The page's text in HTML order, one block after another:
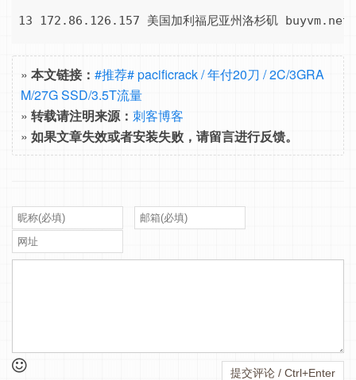
13 172.86.126.157 美国加利福尼亚州洛杉矶
===测试 [四川德阳移动] 到这台服务器的路由===
1 117.174.59.1 四川德阳 移动 15.8 / 1.5 / 1.4
2 112.18.212.2 四川德阳 移动 1.1 / 1 / 1.2
4 223.87.25.13 四川成都 移动 4 / 4 / 3.9
1.|-- 66.212.29.97.static.quadr 0.0% 10 17.8
2.|-- 96.44.175.32.static.quadr 0.0% 10 0.4
» 本文链接： #推荐# pacificrack / 年付20刀 / 2C/3GRA
M/27G SSD/3.5T流量
» 转载请注明来源： 刺客博客
» 如果文章失效或者安装失败，请留言进行反馈。